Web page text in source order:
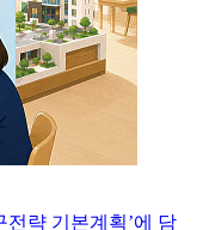
전략 기본계획’에 담